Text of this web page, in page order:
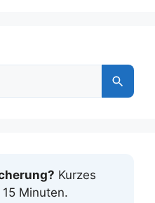
Kurzes
Minuten.